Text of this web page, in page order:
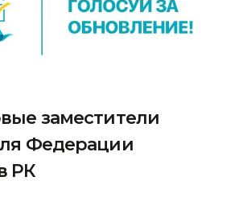
заместители
Федерации
РК